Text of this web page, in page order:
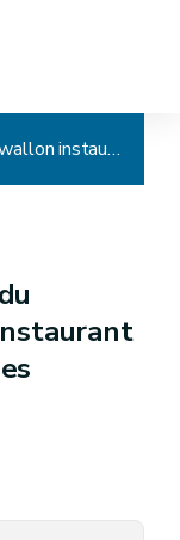
Arrêté du Gouvernement wallon instaurant l'obligation de reprise des matelas usagés